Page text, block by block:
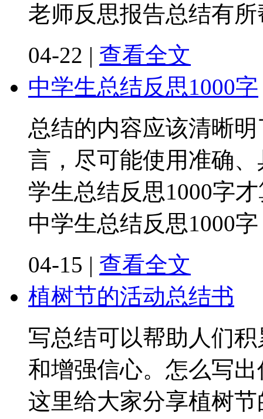
老师反思报告总结有
04-22 | 查看全文
中学生总结反思1000字
总结的内容应该清晰
言，尽可能使用准确
学生总结反思1000字
中学生总结反思1000
04-15 | 查看全文
植树节的活动总结书
写总结可以帮助人们
和增强信心。怎么写
这里给大家分享植树